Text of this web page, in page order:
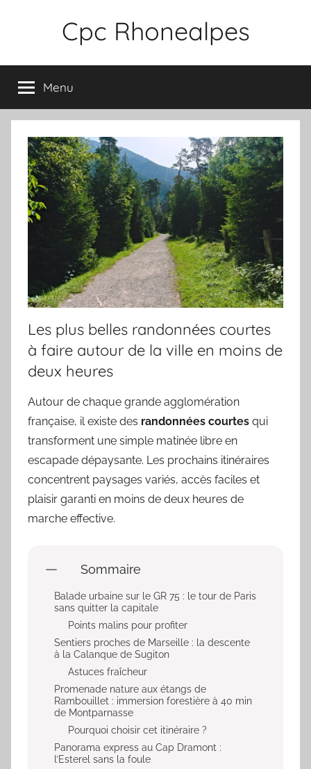
Cpc Rhonealpes
Menu
Les plus belles randonnées courtes
à faire autour de la ville en moins de
deux heures
Autour de chaque grande agglomération
française, il existe des randonnées courtes qui
transforment une simple matinée libre en
escapade dépaysante. Les prochains itinéraires
concentrent paysages variés, accès faciles et
plaisir garanti en moins de deux heures de
marche effective.
Sommaire
Balade urbaine sur le GR 75 : le tour de Paris
sans quitter la capitale
Points malins pour profiter
Sentiers proches de Marseille : la descente
à la Calanque de Sugiton
Astuces fraîcheur
Promenade nature aux étangs de
Rambouillet : immersion forestière à 40 min
de Montparnasse
Pourquoi choisir cet itinéraire ?
Panorama express au Cap Dramont :
l’Esterel sans la foule